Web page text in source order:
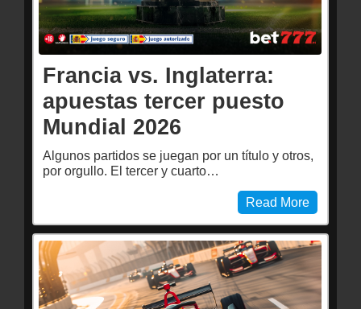
Francia vs. Inglaterra:
apuestas tercer puesto
Mundial 2026
Algunos partidos se juegan por un título y otros,
por orgullo. El tercer y cuarto…
Read More